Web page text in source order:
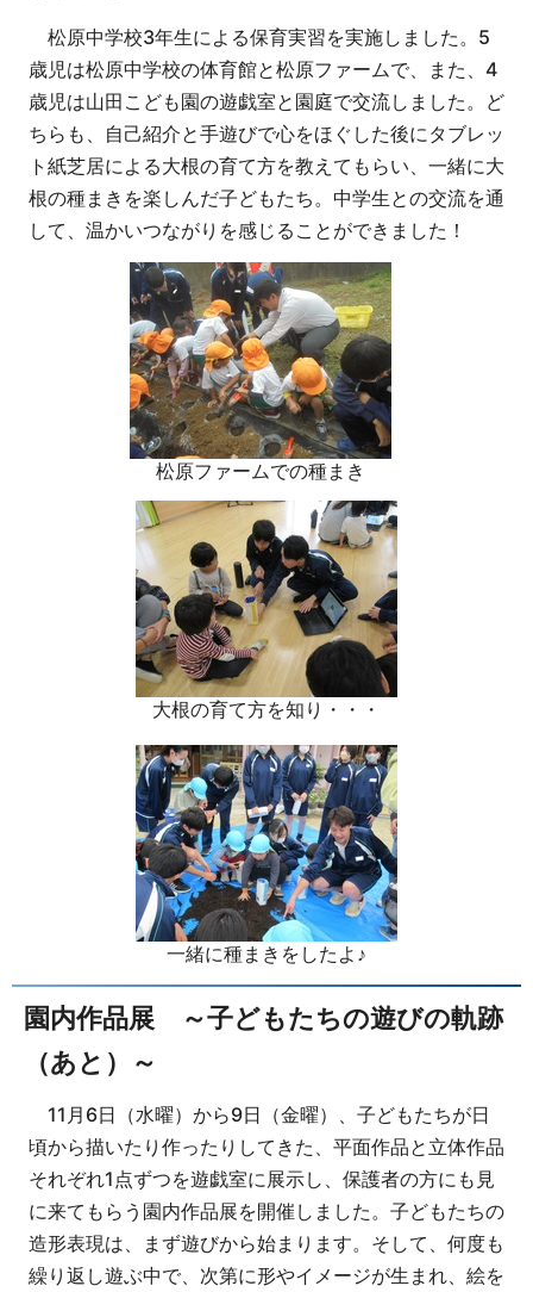
松原中学校3年生による保育実習を実施しました。5
歳児は松原中学校の体育館と松原ファームで、また、4
歳児は山田こども園の遊戯室と園庭で交流しました。ど
ちらも、自己紹介と手遊びで心をほぐした後にタブレッ
ト紙芝居による大根の育て方を教えてもらい、一緒に大
根の種まきを楽しんだ子どもたち。中学生との交流を通
して、温かいつながりを感じることができました！
松原ファームでの種まき
大根の育て方を知り・・・
一緒に種まきをしたよ♪
園内作品展 ～子どもたちの遊びの軌跡
（あと）～
11月6日（水曜）から9日（金曜）、子どもたちが日
頃から描いたり作ったりしてきた、平面作品と立体作品
それぞれ1点ずつを遊戯室に展示し、保護者の方にも見
に来てもらう園内作品展を開催しました。子どもたちの
造形表現は、まず遊びから始まります。そして、何度も
繰り返し遊ぶ中で、次第に形やイメージが生まれ、絵を